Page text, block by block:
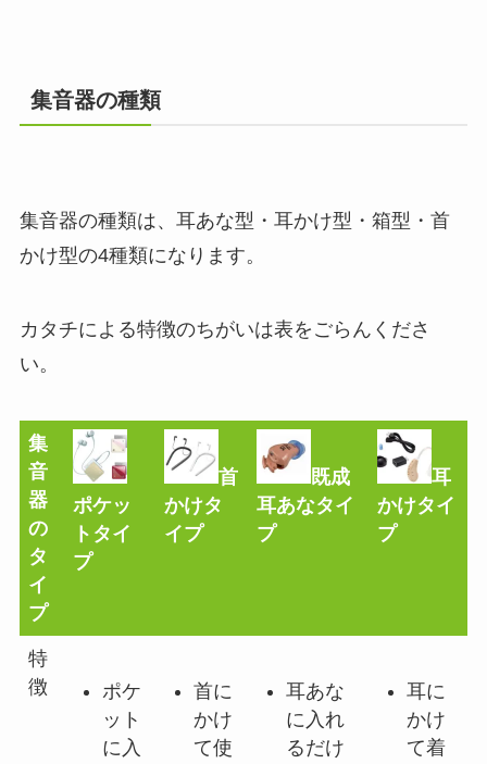
集音器の種類
集音器の種類は、耳あな型・耳かけ型・箱型・首
かけ型の4種類になります。
カタチによる特徴のちがいは表をごらんくださ
い。
集
音
器
の
タ
イ
プ
ポケッ
トタイ
プ
首
かけタ
イプ
既成
耳あなタイ
プ
耳
かけタイ
プ
特
徴
ポケ
ット
に入
首に
かけ
て使
耳あな
に入れ
るだけ
耳に
かけ
て着